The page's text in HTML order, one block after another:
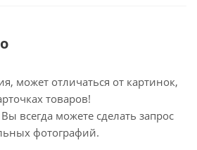
может отличаться от картинок,
товаров!
всегда можете сделать запрос
фотографий.